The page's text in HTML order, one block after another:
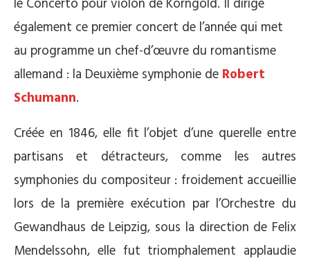
également ce premier concert de l’année qui met
au programme un chef-d’œuvre du romantisme
allemand : la Deuxième symphonie de Robert
Schumann.
Créée en 1846, elle fit l’objet d’une querelle entre
partisans et détracteurs, comme les autres
symphonies du compositeur : froidement accueillie
lors de la première exécution par l’Orchestre du
Gewandhaus de Leipzig, sous la direction de Felix
Mendelssohn, elle fut triomphalement applaudie